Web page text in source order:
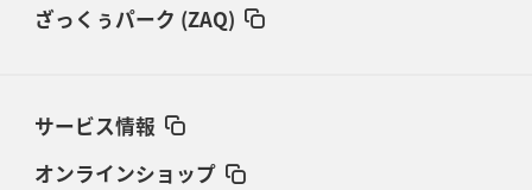
ざっくぅパーク (ZAQ)
サービス情報
オンラインショップ